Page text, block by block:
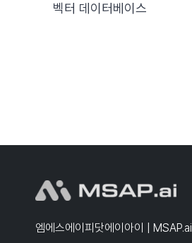
Search
벡터 데이터베이스
엠에스에이피닷에이아이 | MSAP.ai